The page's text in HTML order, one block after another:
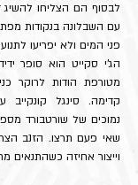
​לבסוף הם הצליחו להשיג
עם השבלונה בנקודות
פני המים ולא יפריעו
​​הג'י סקייט הוא סופר
מטורפת הודות לרוקר
קדימה. סינגל קונקייב
נמוכים של שורטבורד
שאי פעם תרצו. הזנב
וייצור אחיזה כשהתנאים